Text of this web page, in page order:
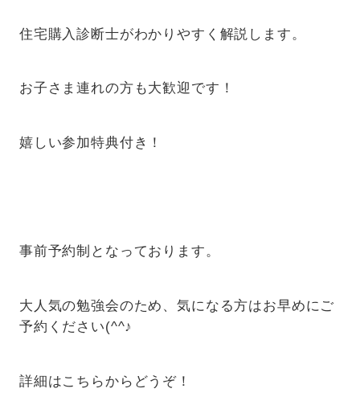
住宅購入診断士がわかりやすく解説します。
お子さま連れの方も大歓迎です！
嬉しい参加特典付き！
事前予約制となっております。
大人気の勉強会のため、気になる方はお早めにご
予約ください(^^♪
詳細はこちらからどうぞ！